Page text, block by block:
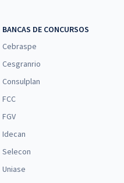
BANCAS DE CONCURSOS
Cebraspe
Cesgranrio
Consulplan
FCC
FGV
Idecan
Selecon
Uniase